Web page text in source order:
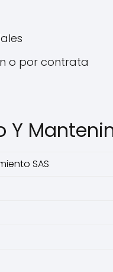
o por contrata
SAS